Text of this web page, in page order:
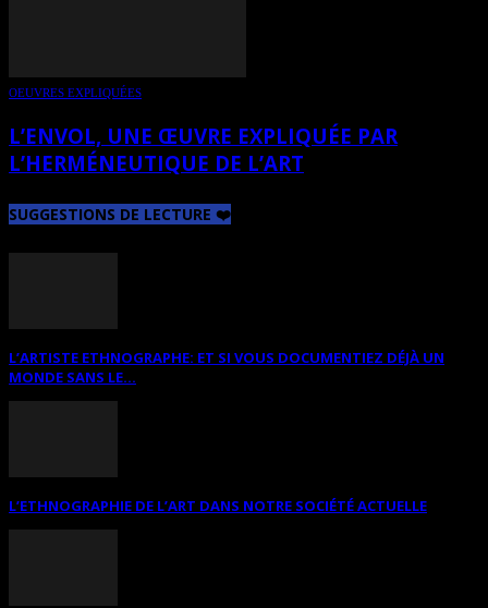
OEUVRES EXPLIQUÉES
L’ENVOL, UNE ŒUVRE EXPLIQUÉE PAR
L’HERMÉNEUTIQUE DE L’ART
SUGGESTIONS DE LECTURE ❤️
L’ARTISTE ETHNOGRAPHE: ET SI VOUS DOCUMENTIEZ DÉJÀ UN
MONDE SANS LE...
L’ETHNOGRAPHIE DE L’ART DANS NOTRE SOCIÉTÉ ACTUELLE